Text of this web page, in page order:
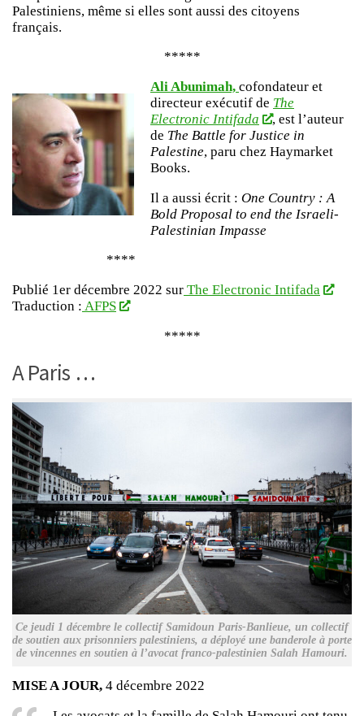
Palestiniens, même si elles sont aussi des citoyens
français.
*****
Ali Abunimah, cofondateur et
directeur exécutif de The
Electronic Intifada
, est l’auteur
de The Battle for Justice in
Palestine, paru chez Haymarket
Books.
Il a aussi écrit : One Country : A
Bold Proposal to end the Israeli-
Palestinian Impasse
****
Publié 1er décembre 2022 sur The Electronic Intifada
Traduction : AFPS
*****
A Paris …
Ce jeudi 1 décembre le collectif Samidoun Paris-Banlieue, un collectif
de soutien aux prisonniers palestiniens, a déployé une banderole à porte
de vincennes en soutien à l’avocat franco-palestinien Salah Hamouri.
MISE A JOUR, 4 décembre 2022